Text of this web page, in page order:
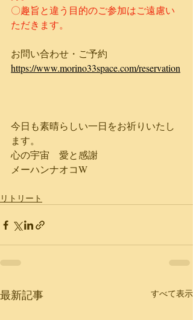
​〇趣旨と違う目的のご参加はご遠慮い
ただきます。
お問い合わせ・ご予約
https://www.morino33space.com/reservation
今日も素晴らしい一日をお祈りいたし
ます。
心の宇宙　愛と感謝
メーハンナオコW
リトリート
最新記事 すべて表示